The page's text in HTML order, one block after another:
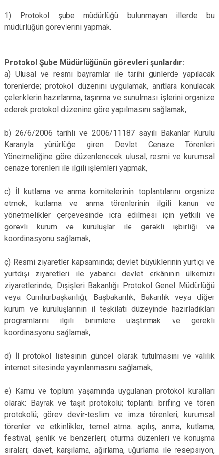
1) Protokol şube müdürlüğü bulunmayan illerde bu
müdürlüğün görevlerini yapmak.
Protokol Şube Müdürlüğünün görevleri şunlardır:
a) Ulusal ve resmi bayramlar ile tarihi günlerde yapılacak
törenlerde; protokol düzenini uygulamak, anıtlara konulacak
çelenklerin hazırlanma, taşınma ve sunulması işlerini organize
ederek protokol düzenine göre yapılmasını sağlamak,
b) 26/6/2006 tarihli ve 2006/11187 sayılı Bakanlar Kurulu
Kararıyla yürürlüğe giren Devlet Cenaze Törenleri
Yönetmeliğine göre düzenlenecek ulusal, resmi ve kurumsal
cenaze törenleri ile ilgili işlemleri yapmak,
c) İl kutlama ve anma komitelerinin toplantılarını organize
etmek, kutlama ve anma törenlerinin ilgili kanun ve
yönetmelikler çerçevesinde icra edilmesi için yetkili ve
görevli kurum ve kuruluşlar ile gerekli işbirliği ve
koordinasyonu sağlamak,
ç) Resmi ziyaretler kapsamında; devlet büyüklerinin yurtiçi ve
yurtdışı ziyaretleri ile yabancı devlet erkânının ülkemizi
ziyaretlerinde, Dışişleri Bakanlığı Protokol Genel Müdürlüğü
veya Cumhurbaşkanlığı, Başbakanlık, Bakanlık veya diğer
kurum ve kuruluşlarının il teşkilatı düzeyinde hazırladıkları
programlarını ilgili birimlere ulaştırmak ve gerekli
koordinasyonu sağlamak,
d) İl protokol listesinin güncel olarak tutulmasını ve valilik
internet sitesinde yayınlanmasını sağlamak,
e) Kamu ve toplum yaşamında uygulanan protokol kuralları
olarak: Bayrak ve taşıt protokolü; toplantı, brifing ve tören
protokolü; görev devir-teslim ve imza törenleri; kurumsal
törenler ve etkinlikler, temel atma, açılış, anma, kutlama,
festival, şenlik ve benzerleri; oturma düzenleri ve konuşma
sıraları; davet, karşılama, ağırlama, uğurlama ile resepsiyon,